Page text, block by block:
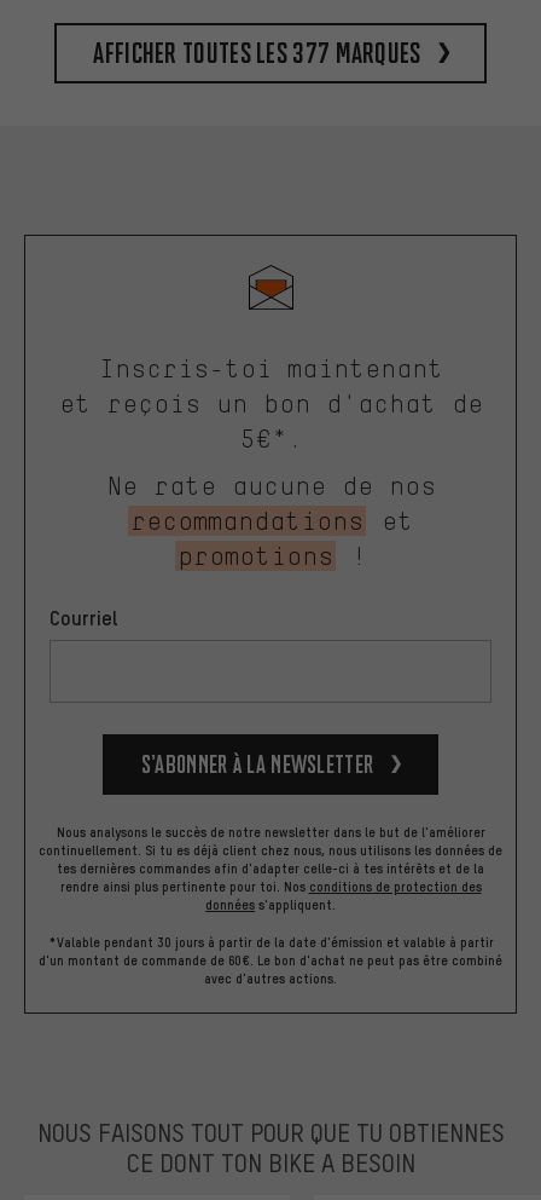
Afficher toutes les 377 marques
Inscris-toi maintenant
et reçois un bon d'achat de
5€*.
Ne rate aucune de nos
recommandations
et
promotions
!
Courriel
S’abonner à la newsletter
Nous analysons le succès de notre newsletter dans le but de l'améliorer
continuellement. Si tu es déjà client chez nous, nous utilisons les données de
tes dernières commandes afin d'adapter celle-ci à tes intérêts et de la
rendre ainsi plus pertinente pour toi. Nos conditions de protection des
données s'appliquent.
*Valable pendant 30 jours à partir de la date d'émission et valable à partir
d'un montant de commande de 60€. Le bon d'achat ne peut pas être combiné
avec d'autres actions.
NOUS FAISONS TOUT POUR QUE TU OBTIENNES
CE DONT TON BIKE A BESOIN